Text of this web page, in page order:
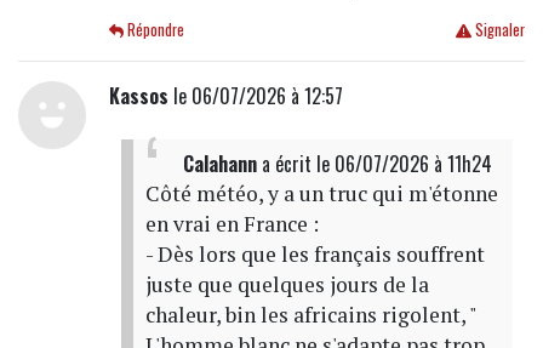
Signaler
Répondre
Kassos le 06/07/2026 à 12:57
Calahanna écrit le 06/07/2026 à 11h24
Côté météo, y a un truc qui m'étonne
en vrai en France :
- Dès lors que les français souffrent
juste que quelques jours de la
chaleur, bin les africains rigolent, "